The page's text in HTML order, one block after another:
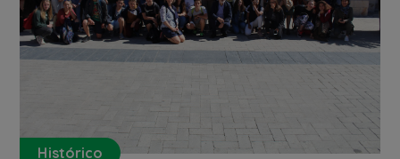
Histórico